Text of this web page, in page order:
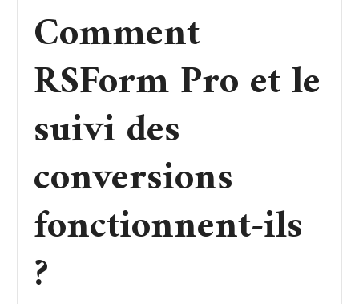
Comment
RSForm Pro et le
suivi des
conversions
fonctionnent-ils
?